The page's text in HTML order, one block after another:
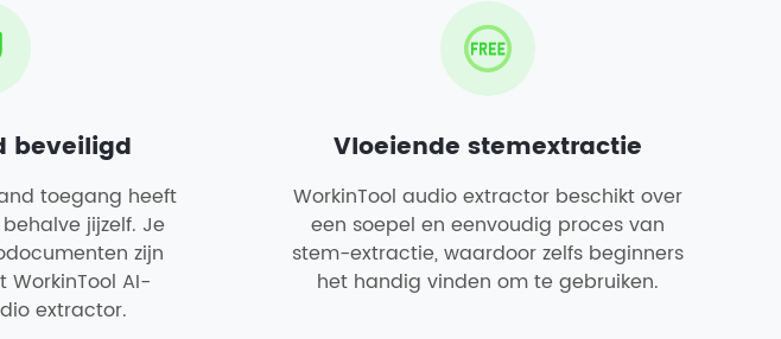
beveiligd
toegang heeft
jijzelf. Je
zijn
WorkinTool AI-
extractor.
Vloeiende stemextractie
WorkinTool audio extractor beschikt over
een soepel en eenvoudig proces van
stem-extractie, waardoor zelfs beginners
het handig vinden om te gebruiken.